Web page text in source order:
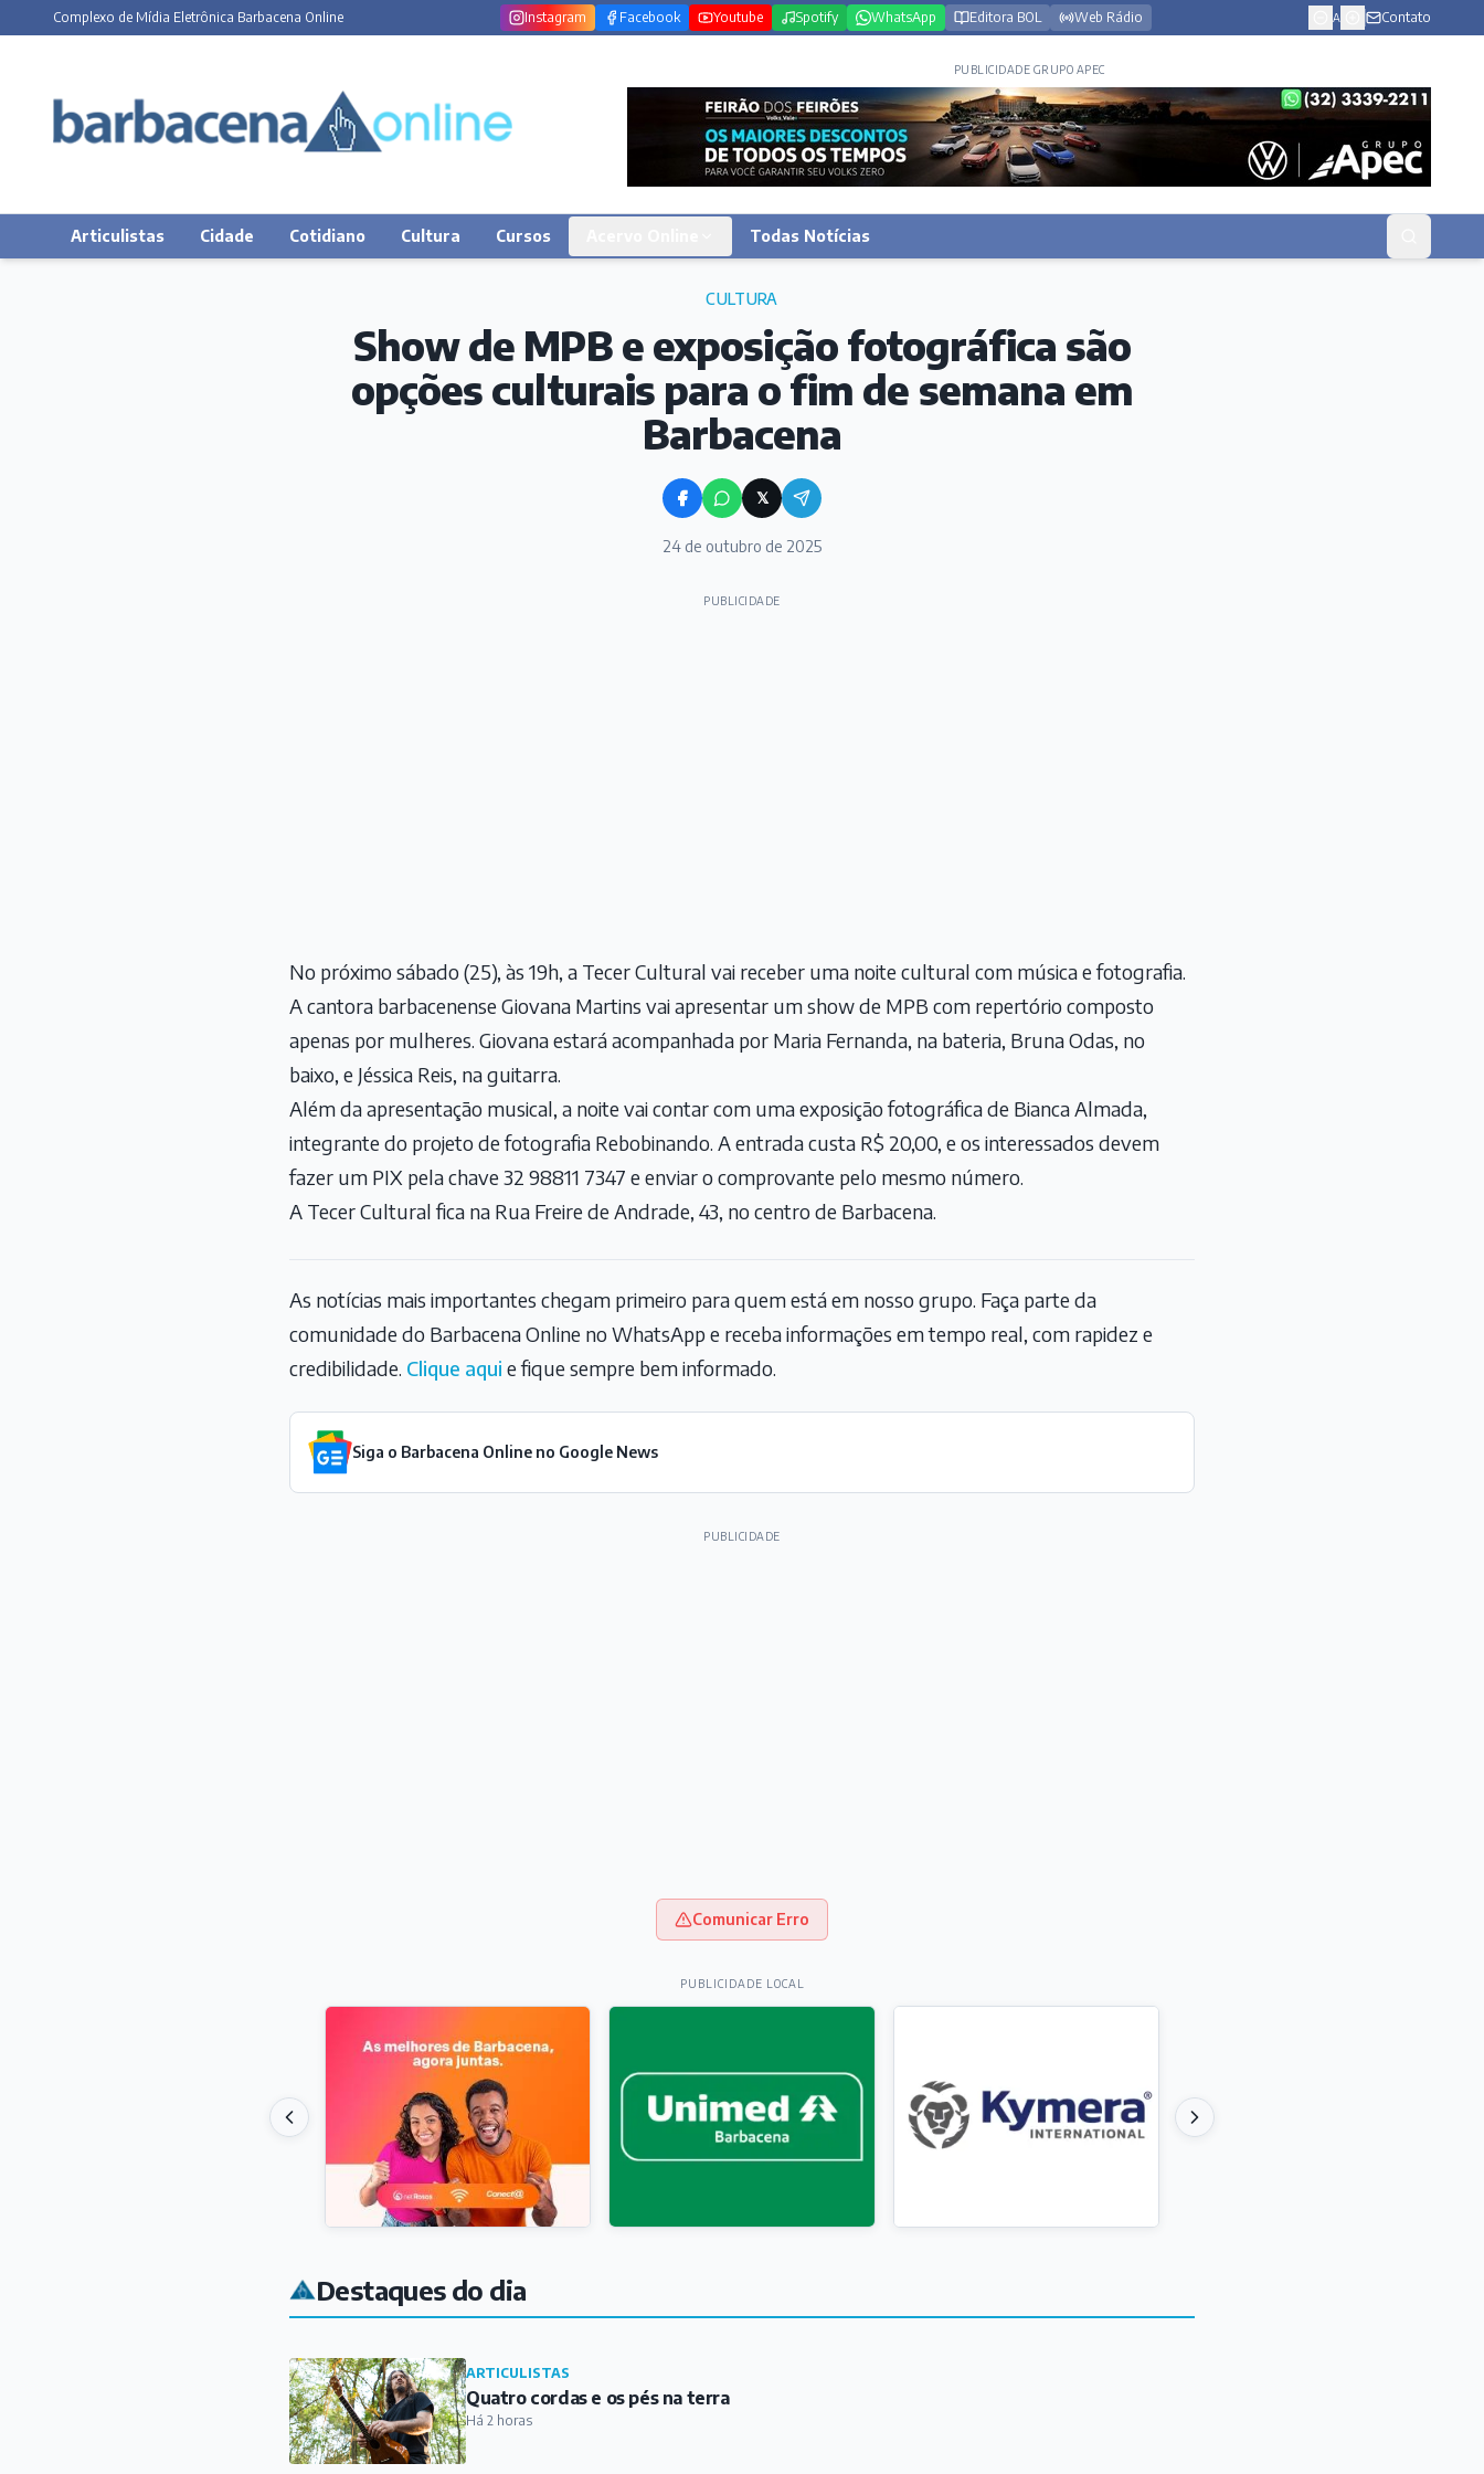
Complexo de Mídia Eletrônica Barbacena Online Instagram Facebook Youtube Spotify WhatsApp Editora BOL Web Rádio A Contato
PUBLICIDADE GRUPO APEC
Articulistas Cidade Cotidiano Cultura Cursos Todas Notícias
CULTURA
Show de MPB e exposição fotográfica são
opções culturais para o fim de semana em
Barbacena
𝕏
24 de outubro de 2025
PUBLICIDADE
No próximo sábado (25), às 19h, a Tecer Cultural vai receber uma noite cultural com música e fotografia.
A cantora barbacenense Giovana Martins vai apresentar um show de MPB com repertório composto
apenas por mulheres. Giovana estará acompanhada por Maria Fernanda, na bateria, Bruna Odas, no
baixo, e Jéssica Reis, na guitarra.
Além da apresentação musical, a noite vai contar com uma exposição fotográfica de Bianca Almada,
integrante do projeto de fotografia Rebobinando. A entrada custa R$ 20,00, e os interessados devem
fazer um PIX pela chave 32 98811 7347 e enviar o comprovante pelo mesmo número.
A Tecer Cultural fica na Rua Freire de Andrade, 43, no centro de Barbacena.
As notícias mais importantes chegam primeiro para quem está em nosso grupo. Faça parte da
comunidade do Barbacena Online no WhatsApp e receba informações em tempo real, com rapidez e
credibilidade. Clique aqui e fique sempre bem informado.
Siga o Barbacena Online no Google News
PUBLICIDADE
Comunicar Erro
PUBLICIDADE LOCAL
Destaques do dia
ARTICULISTAS
Quatro cordas e os pés na terra
Há 2 horas
COTIDIANO
Viatura policial se envolve em acidente com caminhão na zona rural de Carandaí